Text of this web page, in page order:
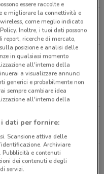
Sole, 7 Verona
i negozi Findomestic
essere raccolte e
e migliorare la connettività e
come meglio indicato
Inoltre, i tuoi dati possono
report, ricerche di mercato,
posizione e analisi delle
in qualsiasi momento
all'interno della
a visualizzare annunci
generici e probabilmente non
sempre cambiare idea
all'interno della
dati per fornire:
Scansione attiva delle
Archiviare
Pubblicità e contenuti
dei contenuti e degli
servizi.